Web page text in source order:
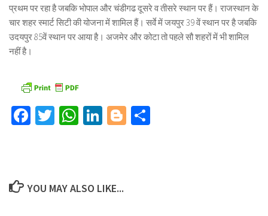
प्रथम पर रहा है जबकि भोपाल और चंडीगढ दूसरे व तीसरे स्थान पर हैं। राजस्थान के
चार शहर स्मार्ट सिटी की योजना में शामिल हैं। सर्वे में जयपुर 39 वें स्थान पर है जबकि
उदयपुर 85वें स्थान पर आया है। अजमेर और कोटा तो पहले सौ शहरों में भी शामिल
नहीं है।
Facebook
TwitterWhatsApp
LinkedIn
Blogger
YOU MAY ALSO LIKE...